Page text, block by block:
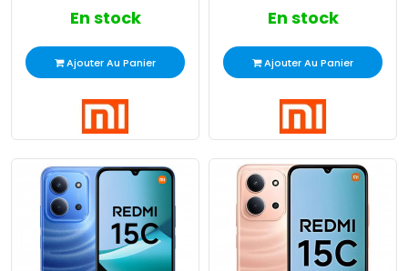
En stock
Ajouter Au Panier
En stock
Ajouter Au Panier